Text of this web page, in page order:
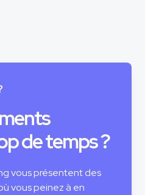
de temps ?
vous présentent des
vous peinez à en